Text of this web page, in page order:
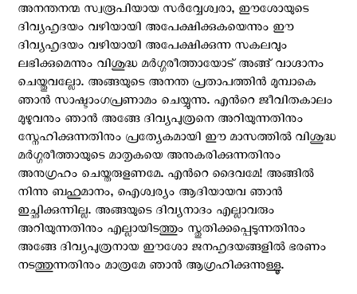
അനന്തനന്മ സ്വരൂപിയായ സര്‍വ്വേശ്വരാ, ഈശോയുടെ
ദിവ്യഹൃദയം വഴിയായി അപേക്ഷിക്കുകയെന്നും ഈ
ദിവ്യഹൃദയം വഴിയായി അപേക്ഷിക്കുന്ന സകലവും
ലഭിക്കുമെന്നും വിശുദ്ധ മര്‍ഗ്ഗരീത്തായോട് അങ്ങ് വാഗ്ദാനം
ചെയ്തുവല്ലോ. അങ്ങയുടെ അനന്ത പ്രതാപത്തിന്‍ മുമ്പാകെ
ഞാന്‍ സാഷ്ടാംഗപ്രണാമം ചെയ്യുന്നു. എന്‍റെ ജീവിതകാലം
മുഴുവനും ഞാന്‍ അങ്ങേ ദിവ്യപുത്രനെ അറിയുന്നതിനും
സ്നേഹിക്കുന്നതിനും പ്രത്യേകമായി ഈ മാസത്തില്‍ വിശുദ്ധ
മര്‍ഗ്ഗരീത്തായുടെ മാതൃകയെ അനുകരിക്കുന്നതിനും
അനുഗ്രഹം ചെയ്തരുളണമേ. എന്‍റെ ദൈവമേ! അങ്ങില്‍
നിന്നു ബഹുമാനം, ഐശ്വര്യം ആദിയായവ ഞാന്‍
ഇച്ഛിക്കുന്നില്ല. അങ്ങയുടെ ദിവ്യനാദം എല്ലാവരും
അറിയുന്നതിനും എല്ലായിടത്തും സ്തുതിക്കപ്പെടുന്നതിനും
അങ്ങേ ദിവ്യപുത്രനായ ഈശോ ജനഹൃദയങ്ങളില്‍ ഭരണം
നടത്തുന്നതിനും മാത്രമേ ഞാന്‍ ആഗ്രഹിക്കുന്നുള്ളൂ.